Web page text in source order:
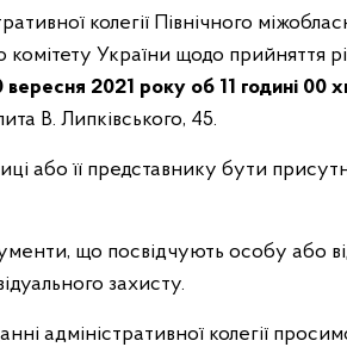
колегії Північного
України щодо прийняття
вересня 2021 року об 11 годині 00
В. Липківського, 45.
або її представнику бути
що посвідчують особу або
захисту.
адміністративної колегії